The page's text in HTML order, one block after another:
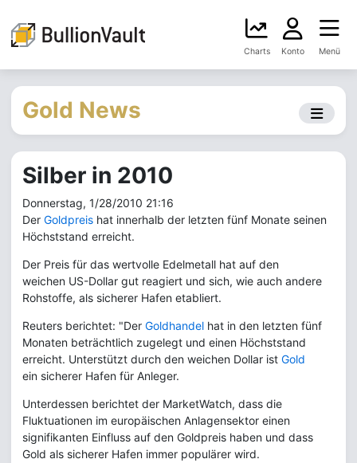
Charts Konto Menü
Gold News
Silber in 2010
Donnerstag, 1/28/2010 21:16
Der Goldpreis hat innerhalb der letzten fünf Monate seinen
Höchststand erreicht.
Der Preis für das wertvolle Edelmetall hat auf den
weichen US-Dollar gut reagiert und sich, wie auch andere
Rohstoffe, als sicherer Hafen etabliert.
Reuters berichtet: "Der Goldhandel hat in den letzten fünf
Monaten beträchtlich zugelegt und einen Höchststand
erreicht. Unterstützt durch den weichen Dollar ist Gold
ein sicherer Hafen für Anleger.
Unterdessen berichtet der MarketWatch, dass die
Fluktuationen im europäischen Anlagensektor einen
signifikanten Einfluss auf den Goldpreis haben und dass
Gold als sicherer Hafen immer populärer wird.